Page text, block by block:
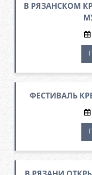
В РЯЗАНСКОМ
ФЕСТИВАЛЬ